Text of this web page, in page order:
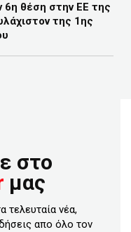
6η θέση στην ΕΕ της
της 1ης
στο
μας
τελευταία νέα,
απο όλο τον